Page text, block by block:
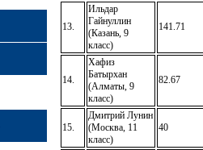
13.
Ильдар
Гайнуллин
(Казань, 9
класс)
141.71
14.
Хафиз
Батырхан
(Алматы, 9
класс)
82.67
15.
Дмитрий Лунин
(Москва, 11
класс)
40